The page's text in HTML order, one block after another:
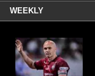
WEEKLY